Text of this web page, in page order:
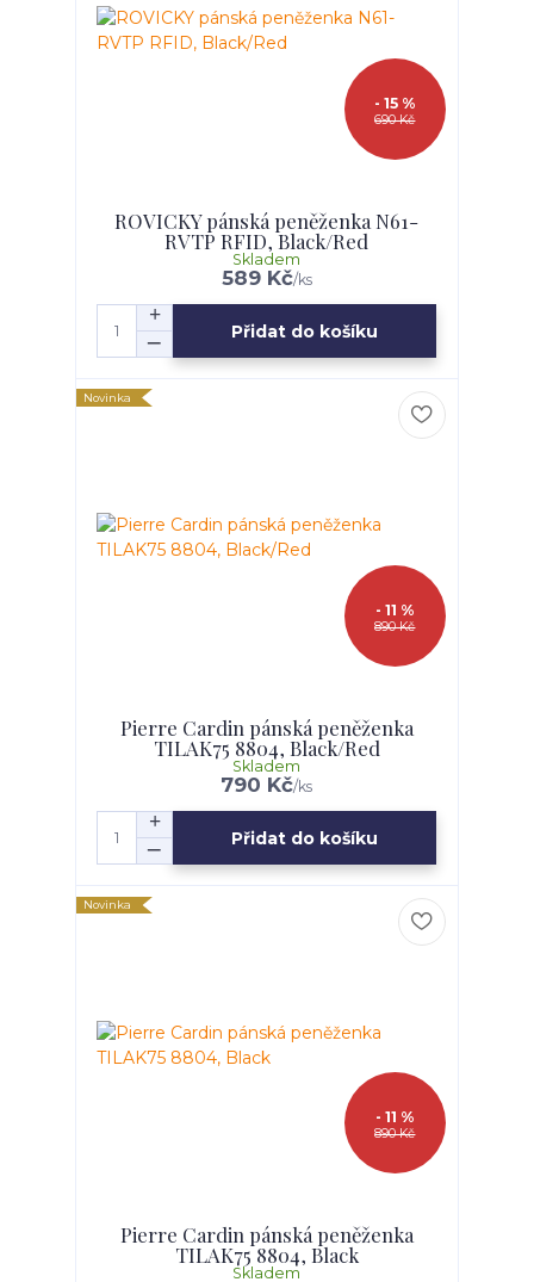
690 Kč
- 15 %
ROVICKY pánská peněženka N61-
RVTP RFID, Black/Red
589 Kč/ks
Skladem
Přidat do košíku
Novinka
890 Kč
- 11 %
Pierre Cardin pánská peněženka
TILAK75 8804, Black/Red
790 Kč/ks
Skladem
Přidat do košíku
Novinka
890 Kč
- 11 %
Pierre Cardin pánská peněženka
TILAK75 8804, Black
Skladem